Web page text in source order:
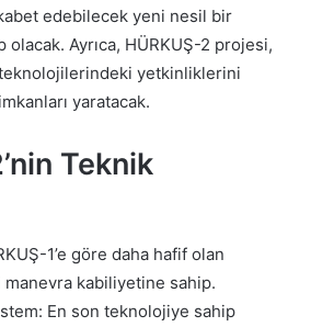
edebilecek yeni nesil bir
olacak. Ayrıca, HÜRKUŞ-2 projesi,
teknolojilerindeki yetkinliklerini
yaratacak.
Teknik
1’e göre daha hafif olan
manevra kabiliyetine sahip.
En son teknolojiye sahip